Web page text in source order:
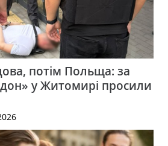
потім Польща: за
у Житомирі просили